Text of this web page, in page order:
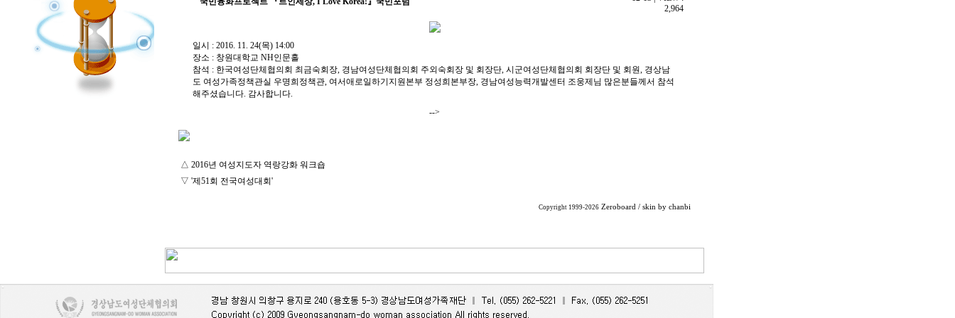
2,964
일시 : 2016. 11. 24(목) 14:00
장소 : 창원대학교 NH인문홀
참석 : 한국여성단체협의회 최금숙회장, 경남여성단체협의회 주외숙회장 및 회장단, 시군여성단체협의회 회장단 및 회원, 경상남
도 여성가족정책관실 우명희정책관, 여서애로일하기지원본부 정성희본부장, 경남여성능력개발센터 조웅제님 많은분들께서 참석
해주셨습니다. 감사합니다.
-->
△ 2016년 여성지도자 역랑강화 워크숍
▽ '제51회 전국여성대회'
Copyright 1999-2026 Zeroboard / skin by chanbi